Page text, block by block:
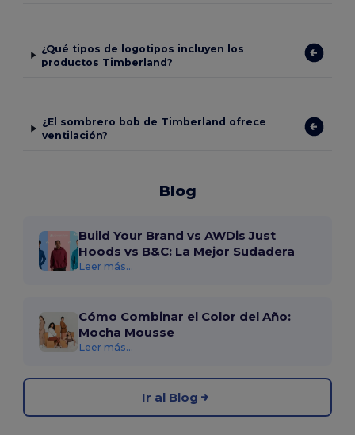
¿Qué tipos de logotipos incluyen los
productos Timberland?
¿El sombrero bob de Timberland ofrece
ventilación?
Blog
Build Your Brand vs AWDis Just
Hoods vs B&C: La Mejor Sudadera
Leer más...
Cómo Combinar el Color del Año:
Mocha Mousse
Leer más...
Ir al Blog